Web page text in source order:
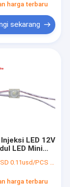
harga terbaru
sekarang
LED 12V
LED Mini
0.11usd/PCS Price negotiable
harga terbaru